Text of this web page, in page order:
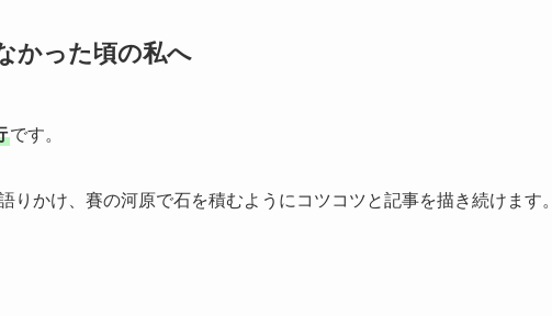
かった頃の私へ
です。
りかけ、賽の河原で石を積むようにコツコツと記事を描き続けます。